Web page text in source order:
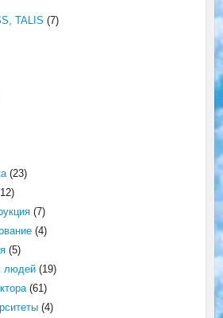
TALIS (7)
(23)
(7)
(4)
(5)
людей(19)
(61)
(4)